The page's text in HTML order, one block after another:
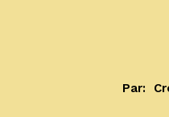
Par: